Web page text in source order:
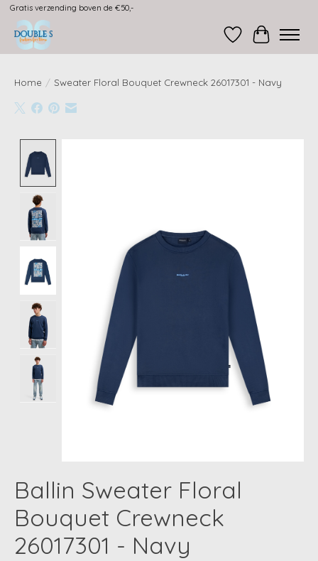
Gratis verzending boven de €50,-
Verlanglijst
Home / Sweater Floral Bouquet Crewneck 26017301 - Navy
Ballin Sweater Floral
Bouquet Crewneck
26017301 - Navy